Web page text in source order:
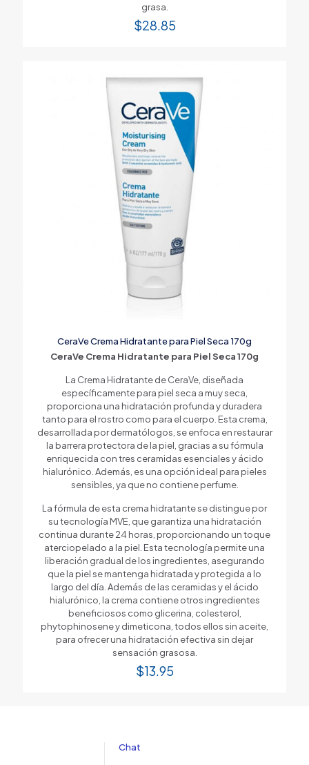
grasa.
$28.85
CeraVe Crema Hidratante para Piel Seca 170g
CeraVe Crema Hidratante para Piel Seca 170g
La Crema Hidratante de CeraVe, diseñada
específicamente para piel seca a muy seca,
proporciona una hidratación profunda y duradera
tanto para el rostro como para el cuerpo. Esta crema,
desarrollada por dermatólogos, se enfoca en restaurar
la barrera protectora de la piel, gracias a su fórmula
enriquecida con tres ceramidas esenciales y ácido
hialurónico. Además, es una opción ideal para pieles
sensibles, ya que no contiene perfume.
La fórmula de esta crema hidratante se distingue por
su tecnología MVE, que garantiza una hidratación
continua durante 24 horas, proporcionando un toque
aterciopelado a la piel. Esta tecnología permite una
liberación gradual de los ingredientes, asegurando
que la piel se mantenga hidratada y protegida a lo
largo del día. Además de las ceramidas y el ácido
hialurónico, la crema contiene otros ingredientes
beneficiosos como glicerina, colesterol,
phytophinosene y dimeticona, todos ellos sin aceite,
para ofrecer una hidratación efectiva sin dejar
sensación grasosa.
$13.95
Chat